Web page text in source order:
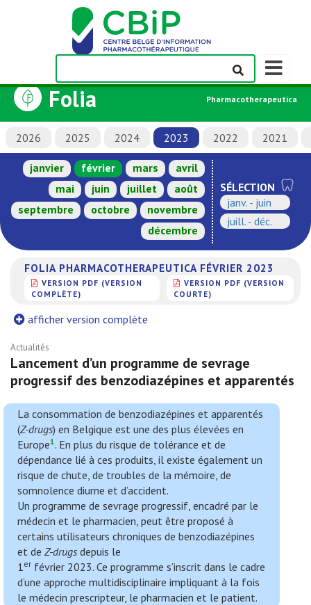
Afficher/
la
de
navigation
Folia Pharmacotherapeutica
2026 2025 2024 2023 2022 2021
janvier février mars
avril
mai
juin juillet
août
septembre
octobre
novembre
décembre
SÉLECTION
janv. - juin
juill. - déc.
FOLIA PHARMACOTHERAPEUTICA FÉVRIER 2023
VERSION PDF (VERSION
COMPLÈTE)
VERSION PDF (VERSION
COURTE)
afficher version complète
Actualités
Lancement d’un programme de sevrage
progressif des benzodiazépines et apparentés
La consommation de benzodiazépines et apparentés
(Z-drugs) en Belgique est une des plus élevées en
Europe1. En plus du risque de tolérance et de
dépendance lié à ces produits, il existe également un
risque de chute, de troubles de la mémoire, de
somnolence diurne et d’accident.
Un programme de sevrage progressif, encadré par le
médecin et le pharmacien, peut être proposé à
certains utilisateurs chroniques de benzodiazépines
et de Z-drugs depuis le
1er février 2023. Ce programme s’inscrit dans le cadre
d’une approche multidisciplinaire impliquant à la fois
le médecin prescripteur, le pharmacien et le patient.